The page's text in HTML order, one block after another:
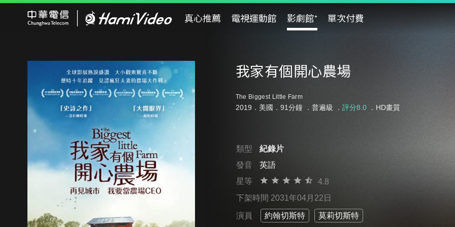
真心推薦 電視運動館 影劇館⁺ 單次付費
我家有個開心農場
The Biggest Little Farm
2019．美國．91分鐘 ． 普遍級 ． 評分8.0．HD畫質
類型
紀錄片
發音
英語
星等
4.8
下架時間 2031年04月22日
演員 約翰切斯特 莫莉切斯特